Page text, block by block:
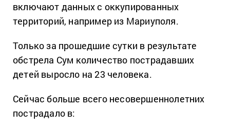
включают данных с оккупированных
территорий, например из Мариуполя.
Только за прошедшие сутки в результате
обстрела Сум количество пострадавших
детей выросло на 23 человека.
Сейчас больше всего несовершеннолетних
пострадало в: